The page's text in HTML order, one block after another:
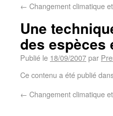
← Changement climatique
Une
des espèces
Publié le 18/09/2007par
Ce contenu a été publié
← Changement climatique